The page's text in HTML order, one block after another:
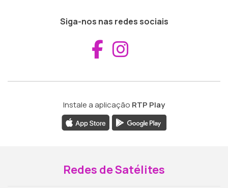
Siga-nos nas redes sociais
Aceder ao
Instale a aplicação RTP Play
Redes de Satélites